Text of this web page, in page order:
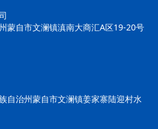
蒙自市文澜镇滇南大商汇A区19-20号
自治州蒙自市文澜镇姜家寨陆迎村水